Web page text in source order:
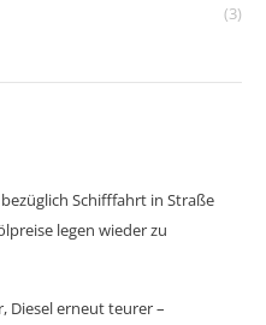
(3)
Schifffahrt in Straße
legen wieder zu
Diesel erneut teurer –